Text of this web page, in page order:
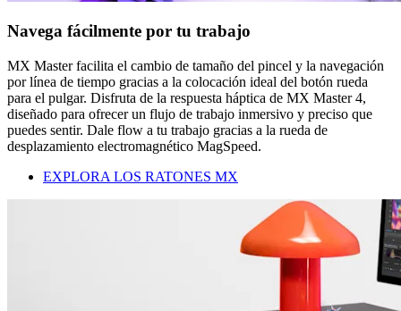
Navega fácilmente por tu trabajo
MX Master facilita el cambio de tamaño del pincel y la navegación
por línea de tiempo gracias a la colocación ideal del botón rueda
para el pulgar. Disfruta de la respuesta háptica de MX Master 4,
diseñado para ofrecer un flujo de trabajo inmersivo y preciso que
puedes sentir. Dale flow a tu trabajo gracias a la rueda de
desplazamiento electromagnético MagSpeed.
EXPLORA LOS RATONES MX